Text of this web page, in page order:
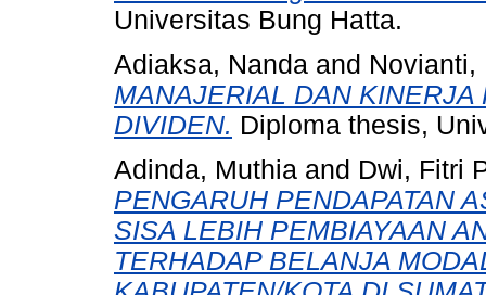
Universitas Bung Hatta.
Adiaksa, Nanda and Novianti,
MANAJERIAL DAN
DIVIDEN. Diploma thesis,
Adinda, Muthia and Dwi, Fitri
PENGARUH PENDAPATAN
SISA LEBIH PEMBIAYAAN
TERHADAP BELANJA